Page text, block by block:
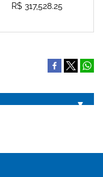
R$ 317,528.25